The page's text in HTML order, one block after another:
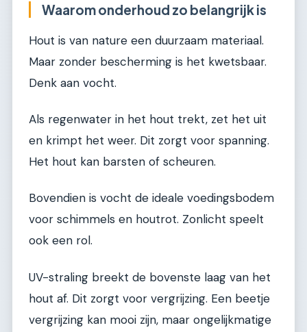
Waarom onderhoud zo belangrijk is
Hout is van nature een duurzaam materiaal.
Maar zonder bescherming is het kwetsbaar.
Denk aan vocht.
Als regenwater in het hout trekt, zet het uit
en krimpt het weer. Dit zorgt voor spanning.
Het hout kan barsten of scheuren.
Bovendien is vocht de ideale voedingsbodem
voor schimmels en houtrot. Zonlicht speelt
ook een rol.
UV-straling breekt de bovenste laag van het
hout af. Dit zorgt voor vergrijzing. Een beetje
vergrijzing kan mooi zijn, maar ongelijkmatige